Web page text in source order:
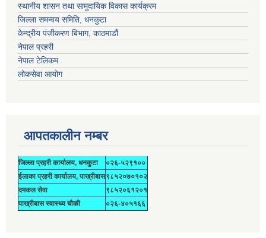
स्थानीय शासन तथा सामुदायिक विकास कार्यक्रम
जिल्ला समन्वय समिति, धनकुटा
केन्द्रीय पंजीकरण बिभाग, काठमाडौं
नेपाल प्रहरी
नेपाल टेलिकम
लोकसेवा आयोग
आपतकालीन नम्बर
जिल्ला प्रहरी कार्यालय, धनकुटा
०२६-५२९१००
ईलाका प्रहरी कार्यालय, पाख्रीबास९८५२०७०१०२
दमकल सेवा
९८५२०६१२०१
पाख्रीबास स्वास्थ्य चौकी
०२६-४०५१६६